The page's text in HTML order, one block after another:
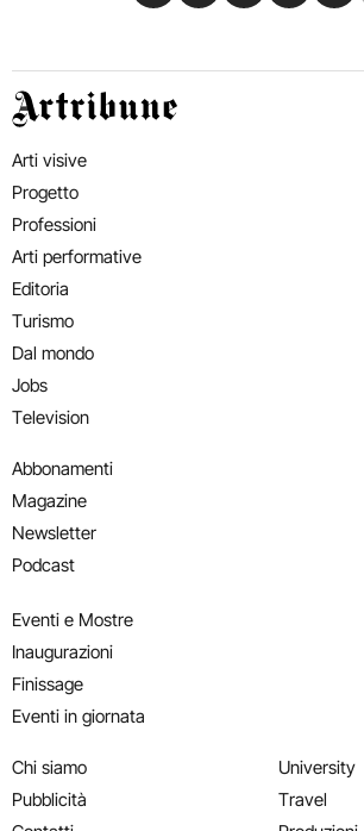
Artribune
Arti visive
Progetto
Professioni
Arti performative
Editoria
Turismo
Dal mondo
Jobs
Television
Abbonamenti
Magazine
Newsletter
Podcast
Eventi e Mostre
Inaugurazioni
Finissage
Eventi in giornata
Chi siamo
Pubblicità
University
Travel